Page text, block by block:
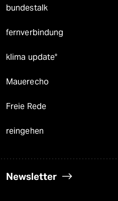
bundestalk
fernverbindung
klima update°
Mauerecho
Freie Rede
reingehen
Newsletter